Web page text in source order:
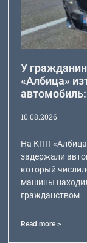
У
«Албица»
10.08.2026
На КПП
задержали
который
машины
гражданством
Read more >